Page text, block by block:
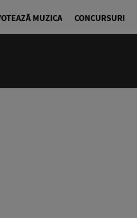
MUZICA CONCURSURI